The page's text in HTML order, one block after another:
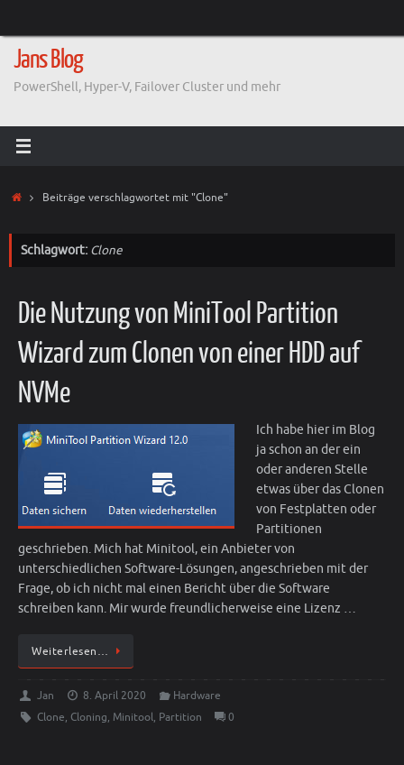
springen
Jans Blog
PowerShell, Hyper-V, Failover Cluster und mehr
StartBeiträge verschlagwortet mit "Clone"
Schlagwort: Clone
Die Nutzung von MiniTool Partition
Wizard zum Clonen von einer HDD auf
NVMe
Ich habe hier im Blog
ja schon an der ein
oder anderen Stelle
etwas über das Clonen
von Festplatten oder
Partitionen
geschrieben. Mich hat Minitool, ein Anbieter von
unterschiedlichen Software-Lösungen, angeschrieben mit der
Frage, ob ich nicht mal einen Bericht über die Software
schreiben kann. Mir wurde freundlicherweise eine Lizenz …
Weiterlesen…
Jan 8. April 2020
Hardware
Clone, Cloning, Minitool, Partition 0